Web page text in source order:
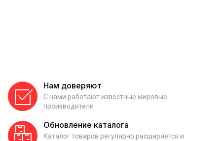
Нам доверяют
С нами работают известные мировые
производители
Обновление каталога
Каталог товаров регулярно расширяется и